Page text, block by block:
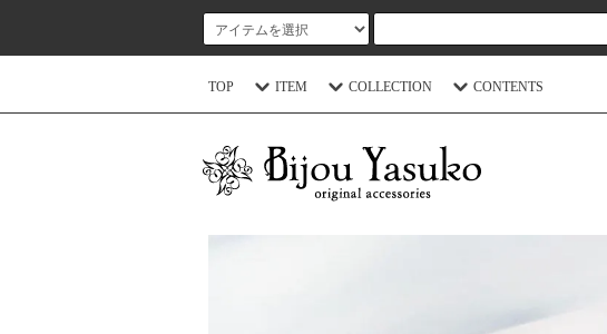
TOP ITEM COLLECTION CONTENTS